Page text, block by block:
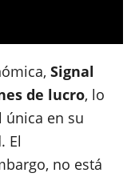
Signal
de lucro, lo
única en su
El
no está